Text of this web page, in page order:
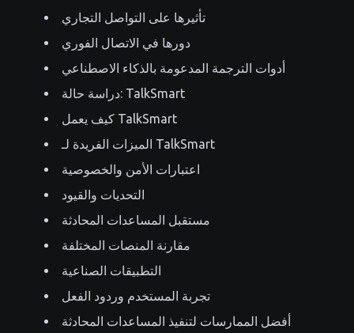
تأثيرها على التواصل التجاري
دورها في الاتصال الفوري
أدوات الترجمة المدعومة بالذكاء الاصطناعي
دراسة حالة: TalkSmart
كيف يعمل TalkSmart
الميزات الفريدة لـ TalkSmart
اعتبارات الأمن والخصوصية
التحديات والقيود
مستقبل المساعدات المحادثة
مقارنة المنصات المختلفة
التطبيقات الصناعية
تجربة المستخدم وردود الفعل
أفضل الممارسات لتنفيذ المساعدات المحادثة